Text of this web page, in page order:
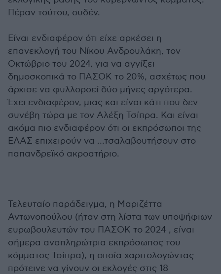
Πέραν τούτου, ουδέν.
Είναι ενδιαφέρον ότι είχε αρκέσει η
επανεκλογή του Νίκου Ανδρουλάκη, τον
Οκτώβριο του 2024, για να αγγίξει
δημοσκοπικά το ΠΑΣΟΚ το 20%, ασχέτως που
άρχισε να φυλλοροεί δύο μήνες αργότερα.
Έχει ενδιαφέρον, μιας και είναι κάτι που δεν
συνέβη τώρα με τον Αλέξη Τσίπρα. Και είναι
ακόμα πιο ενδιαφέρον ότι οι εκπρόσωποι της
ΕΛΑΣ επιχειρούν να …τσαλαβουτήσουν στο
παπανδρεϊκό ακροατήριο.
Τελευταίο παράδειγμα, η Μαριζέττα
Αντωνοπούλου (ήταν στη λίστα των υποψήφιων
ευρωβουλευτών του ΠΑΣΟΚ το 2024 , είναι
σήμερα αναπληρώτρια εκπρόσωπος του
κόμματος Τσίπρα), η οποία χαριτολογώντας
πρότεινε να γίνουν οι εκλογές στις 18